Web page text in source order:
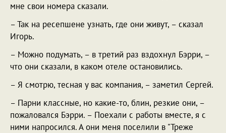
мне свои номера сказали.
– Так на ресепшене узнать, где они живут, – сказал
Игорь.
– Можно подумать, – в третий раз вздохнул Бэрри, –
что они сказали, в каком отеле остановились.
– Я смотрю, тесная у вас компания, – заметил Сергей.
– Парни классные, но какие-то, блин, резкие они, –
пожаловался Бэрри. – Поехали с работы вместе, я с
ними напросился. А они меня поселили в "Треже